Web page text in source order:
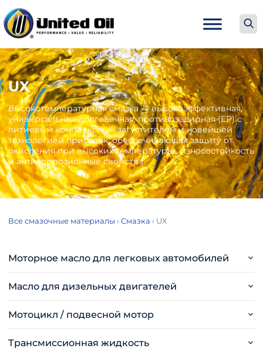
UX
Высокотемпературная смазка — высокоэффективная,
универсальная, долговечная, противозадирная (EP) с
литиевым комплексным загустителем и новейшей
технологией присадок, обеспечивающая защиту от
окисления при высоких температурах, износостойкость
и антикоррозионные свойства.
Все смазочные материалы › Смазка› UX
Моторное масло для легковых автомобилей
Масло для дизельных двигателей
Мотоцикл / подвесной мотор
Трансмиссионная жидкость